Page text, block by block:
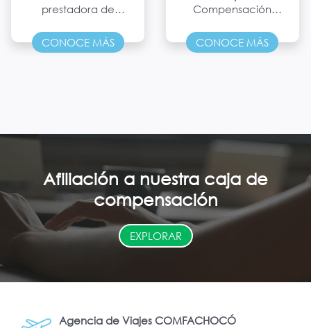
prestadora de
con estándares de
alta calidad en la
CONOCE MÁS
Compensación
los programas de
Educación Formal y
CONOCE MÁS
Afiliación a nuestra caja de
compensación
EXPLORAR
Agencia de Viajes COMFACHOCÓ